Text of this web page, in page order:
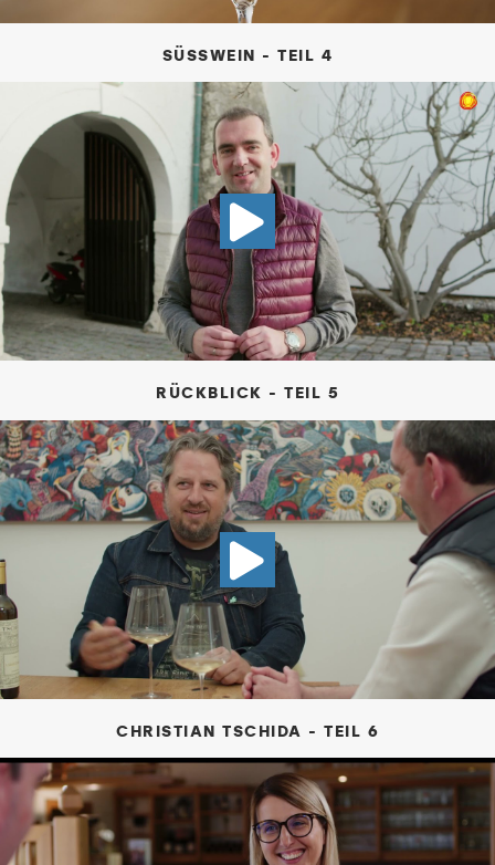
SÜSSWEIN - TEIL 4
VIDEO
RÜCKBLICK - TEIL 5
VIDEO
CHRISTIAN TSCHIDA - TEIL 6